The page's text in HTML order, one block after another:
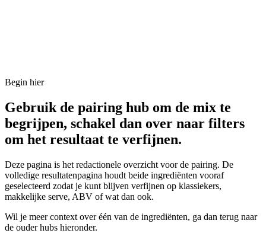
Begin hier
Gebruik de pairing hub om de mix te
begrijpen, schakel dan over naar filters
om het resultaat te verfijnen.
Deze pagina is het redactionele overzicht voor de pairing. De
volledige resultatenpagina houdt beide ingrediënten vooraf
geselecteerd zodat je kunt blijven verfijnen op klassiekers,
makkelijke serve, ABV of wat dan ook.
Wil je meer context over één van de ingrediënten, ga dan terug naar
de ouder hubs hieronder.